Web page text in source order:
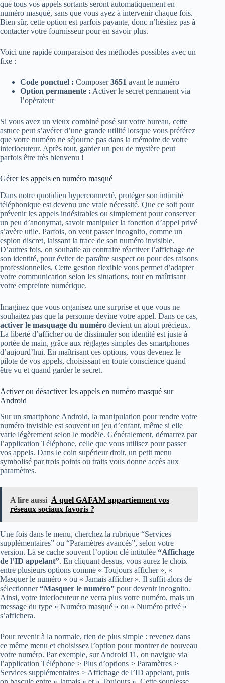
que tous vos appels sortants seront automatiquement en
numéro masqué, sans que vous ayez à intervenir chaque fois.
Bien sûr, cette option est parfois payante, donc n’hésitez pas à
contacter votre fournisseur pour en savoir plus.
Voici une rapide comparaison des méthodes possibles avec un
fixe :
Code ponctuel : Composer3651 avant le numéro
Option permanente : Activer le secret permanent via
l’opérateur
Si vous avez un vieux combiné posé sur votre bureau, cette
astuce peut s’avérer d’une grande utilité lorsque vous préférez
que votre numéro ne séjourne pas dans la mémoire de votre
interlocuteur. Après tout, garder un peu de mystère peut
parfois être très bienvenu !
Gérer les appels en numéro masqué
Dans notre quotidien hyperconnecté, protéger son intimité
téléphonique est devenu une vraie nécessité. Que ce soit pour
prévenir les appels indésirables ou simplement pour conserver
un peu d’anonymat, savoir manipuler la fonction d’appel privé
s’avère utile. Parfois, on veut passer incognito, comme un
espion discret, laissant la trace de son numéro invisible.
D’autres fois, on souhaite au contraire réactiver l’affichage de
son identité, pour éviter de paraître suspect ou pour des raisons
professionnelles. Cette gestion flexible vous permet d’adapter
votre communication selon les situations, tout en maîtrisant
votre empreinte numérique.
Imaginez que vous organisez une surprise et que vous ne
souhaitez pas que la personne devine votre appel. Dans ce cas,
activer le masquage du numéro devient un atout précieux.
La liberté d’afficher ou de dissimuler son identité est juste à
portée de main, grâce aux réglages simples des smartphones
d’aujourd’hui. En maîtrisant ces options, vous devenez le
pilote de vos appels, choisissant en toute conscience quand
être vu et quand garder le secret.
Activer ou désactiver les appels en numéro masqué sur
Android
Sur un smartphone Android, la manipulation pour rendre votre
numéro invisible est souvent un jeu d’enfant, même si elle
varie légèrement selon le modèle. Généralement, démarrez par
l’application Téléphone, celle que vous utilisez pour passer
vos appels. Dans le coin supérieur droit, un petit menu
symbolisé par trois points ou traits vous donne accès aux
paramètres.
A lire aussi À quel GAFAM appartiennent vos
réseaux sociaux favoris ?
Une fois dans le menu, cherchez la rubrique “Services
supplémentaires” ou “Paramètres avancés”, selon votre
version. Là se cache souvent l’option clé intitulée “Affichage
de l’ID appelant”. En cliquant dessus, vous aurez le choix
entre plusieurs options comme « Toujours afficher », «
Masquer le numéro » ou « Jamais afficher ». Il suffit alors de
sélectionner“Masquer le numéro” pour devenir incognito.
Ainsi, votre interlocuteur ne verra plus votre numéro, mais un
message du type « Numéro masqué » ou « Numéro privé »
s’affichera.
Pour revenir à la normale, rien de plus simple : revenez dans
ce même menu et choisissez l’option pour montrer de nouveau
votre numéro. Par exemple, sur Android 11, on navigue via
l’application Téléphone > Plus d’options > Paramètres >
Services supplémentaires > Affichage de l’ID appelant, puis